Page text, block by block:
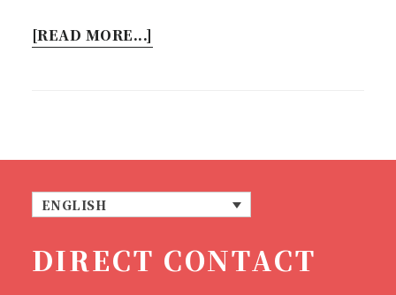
[READ MORE...]
ENGLISH
DIRECT CONTACT